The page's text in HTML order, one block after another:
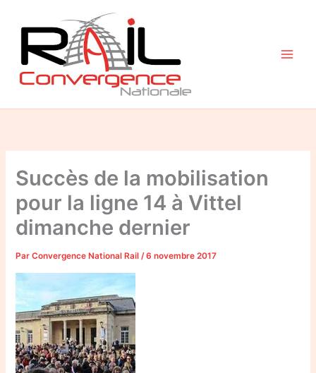
contenu
Succès de la mobilisation
pour la ligne 14 à Vittel
dimanche dernier
ParConvergence National Rail/6 novembre 2017